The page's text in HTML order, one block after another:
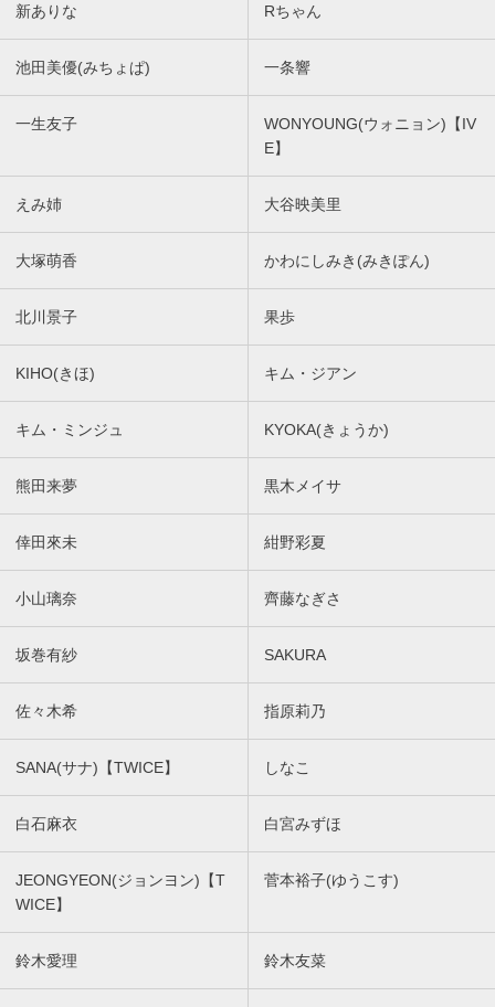
新ありな Rちゃん
池田美優(みちょぱ) 一条響
一生友子
WONYOUNG(ウォニョン)【IV
E】
えみ姉 大谷映美里
大塚萌香 かわにしみき(みきぽん)
北川景子 果歩
KIHO(きほ) キム・ジアン
キム・ミンジュ KYOKA(きょうか)
熊田来夢 黒木メイサ
倖田來未 紺野彩夏
小山璃奈 齊藤なぎさ
坂巻有紗 SAKURA
佐々木希 指原莉乃
SANA(サナ)【TWICE】 しなこ
白石麻衣 白宮みずほ
JEONGYEON(ジョンヨン)【T
WICE】
菅本裕子(ゆうこす)
鈴木愛理 鈴木友菜